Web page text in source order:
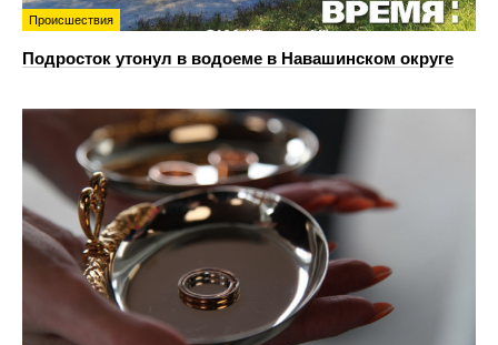
Происшествия
Подросток утонул в водоеме в Навашинском округе